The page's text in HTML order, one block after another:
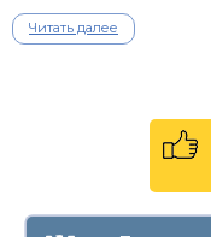
Читать далее